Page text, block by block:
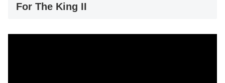
For The King II